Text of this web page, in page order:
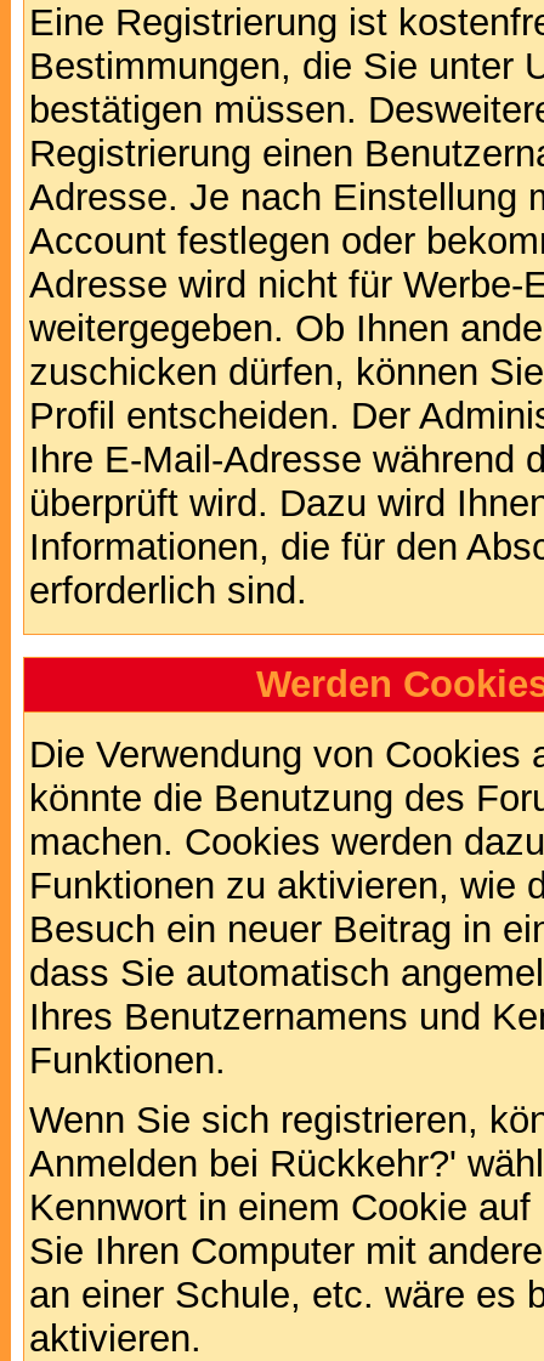
Eine Registrierung ist
Bestimmungen, die Sie unter
bestätigen müssen.
Registrierung einen
Adresse. Je nach Einstellung
Account festlegen oder
Adresse wird nicht für
weitergegeben. Ob Ihnen
zuschicken dürfen, können
Profil entscheiden. Der
Ihre E-Mail-Adresse während
überprüft wird. Dazu wird
Informationen, die für den
erforderlich sind.
Werden
Die Verwendung von
könnte die Benutzung des
machen. Cookies werden
Funktionen zu aktivieren, wie
Besuch ein neuer Beitrag in
dass Sie automatisch
Ihres Benutzernamens und
Funktionen.
Wenn Sie sich registrieren,
Anmelden bei Rückkehr?'
Kennwort in einem Cookie
Sie Ihren Computer mit
an einer Schule, etc. wäre es
aktivieren.